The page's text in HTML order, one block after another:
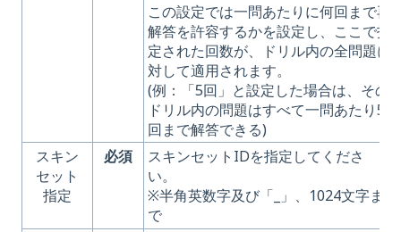
この設定では一問あたりに何回まで再
解答を許容するかを設定し、ここで指
定された回数が、ドリル内の全問題に
対して適用されます。
(例：「5回」と設定した場合は、その
ドリル内の問題はすべて一問あたり5
回まで解答できる)
スキン
セット
指定
必須
スキンセットIDを指定してくださ
い。
※半角英数字及び「_」、1024文字ま
で